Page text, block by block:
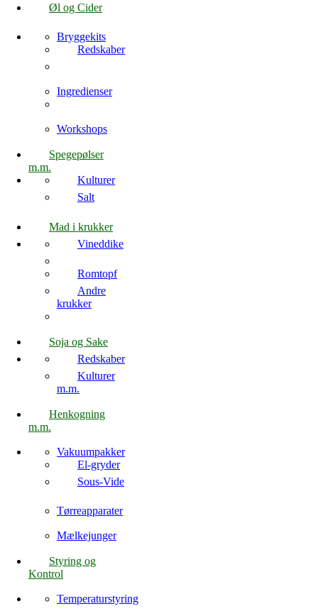
Øl og Cider
Bryggekits
Redskaber
Ingredienser
Workshops
Spegepølser
m.m.
Kulturer
Salt
Mad i krukker
Vineddike
Romtopf
Andre
krukker
Soja og Sake
Redskaber
Kulturer
m.m.
Henkogning
m.m.
Vakuumpakker
El-gryder
Sous-Vide
Tørreapparater
Mælkejunger
Styring og
Kontrol
Temperaturstyring